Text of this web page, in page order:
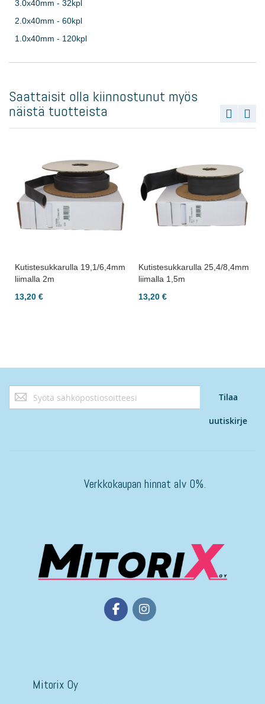
3.0x40mm - 32kpl
2.0x40mm - 60kpl
1.0x40mm - 120kpl
Saattaisit olla kiinnostunut myös
näistä tuotteista
Kutistesukkarulla 19,1/6,4mm
liimalla 2m
13,20 €
Kutistesukkarulla 25,4/8,4mm
liimalla 1,5m
13,20 €
Tilaa
uutiskirjeemme:
Tilaa
uutiskirje
Verkkokaupan hinnat alv 0%.
Mitorix Oy